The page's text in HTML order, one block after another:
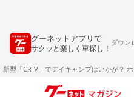
グーネットアプリで
サクッと楽しく車探し！
ダウン